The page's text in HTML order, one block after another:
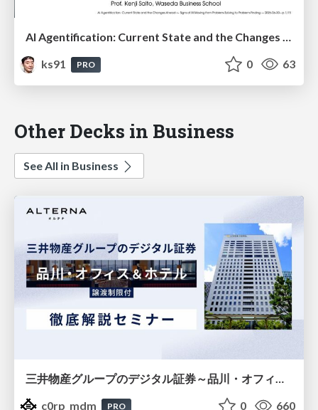
AI Agentification: Current State and the Changes Ahead
ks91
PRO 0 63
Other Decks in Business
See All in Business
c0rp_mdm
PRO 0 660